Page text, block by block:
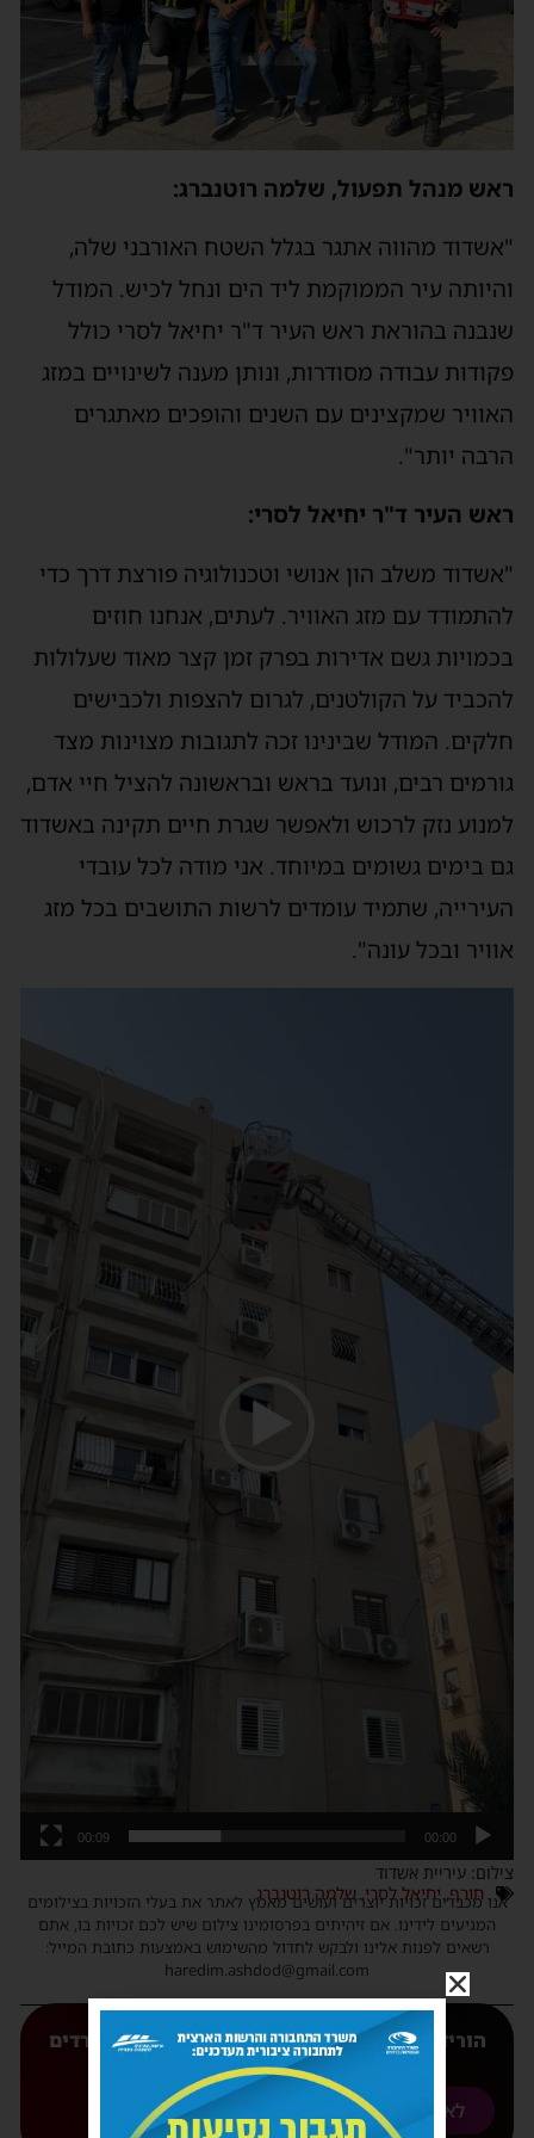
ראש מנהל תפעול, שלמה רוטנברג:
"אשדוד מהווה אתגר בגלל השטח האורבני שלה,
והיותה עיר הממוקמת ליד הים ונחל לכיש. המודל
שנבנה בהוראת ראש העיר ד"ר יחיאל לסרי כולל
פקודות עבודה מסודרות, ונותן מענה לשינויים במזג
האוויר שמקצינים עם השנים והופכים מאתגרים
הרבה יותר".
ראש העיר ד"ר יחיאל לסרי:
"אשדוד משלב הון אנושי וטכנולוגיה פורצת דרך כדי
להתמודד עם מזג האוויר. לעתים, אנחנו חוזים
בכמויות גשם אדירות בפרק זמן קצר מאוד שעלולות
להכביד על הקולטנים, לגרום להצפות ולכבישים
חלקים. המודל שבינינו זכה לתגובות מצוינות מצד
גורמים רבים, ונועד בראש ובראשונה להציל חיי אדם,
למנוע נזק לרכוש ולאפשר שגרת חיים תקינה באשדוד
גם בימים גשומים במיוחד. אני מודה לכל עובדי
העירייה, שתמיד עומדים לרשות התושבים בכל מזג
אוויר ובכל עונה".
00:00
00:09
צילום: עיריית אשדוד
חורף,יחיאל לסרי,שלמה רוטנברג
אנו מכבדים זכויות יוצרים ועושים מאמץ לאתר את בעלי הזכויות בצילומים
המגיעים לידינו. אם זיהיתים בפרסומינו צילום שיש לכם זכויות בו, אתם
רשאים לפנות אלינו ולבקש לחדול מהשימוש באמצעות כתובת המייל:
haredim.ashdod@gmail.com
הורידו עכשיו את האפליקצייה המובילה של 'חרדים
אשדוד' אליכם לנייד
לאנדורואיד
לאפל